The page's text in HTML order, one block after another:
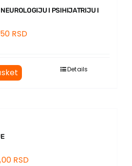
I PSIHIJATRIJU I
RSD
Details
RSD